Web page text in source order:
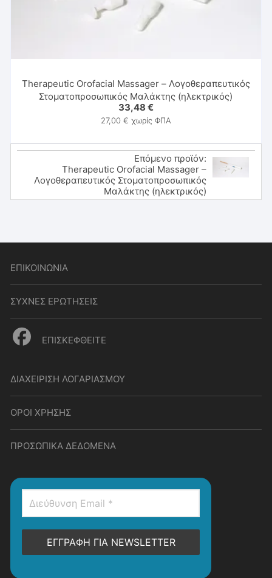
Therapeutic Orofacial Massager – Λογοθεραπευτικός
Στοματοπροσωπικός Μαλάκτης (ηλεκτρικός)
33,48 €
27,00 € χωρίς ΦΠΑ
Επόμενο προϊόν:
Therapeutic Orofacial Massager –
Λογοθεραπευτικός Στοματοπροσωπικός
Μαλάκτης (ηλεκτρικός)
ΕΠΙΚΟΙΝΩΝΙΑ
ΣΥΧΝΕΣ ΕΡΩΤΗΣΕΙΣ
ΕΠΙΣΚΕΦΘΕΙΤΕ
ΔΙΑΧΕΙΡΙΣΗ ΛΟΓΑΡΙΑΣΜΟΥ
ΟΡΟΙ ΧΡΗΣΗΣ
ΠΡΟΣΩΠΙΚΑ ΔΕΔΟΜΕΝΑ